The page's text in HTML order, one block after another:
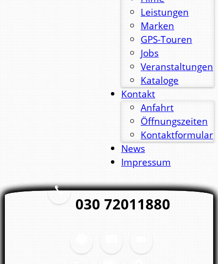
Leistungen
Marken
GPS-Touren
Jobs
Veranstaltungen
Kataloge
Kontakt
Anfahrt
Öffnungszeiten
Kontaktformular
News
Impressum
030 72011880